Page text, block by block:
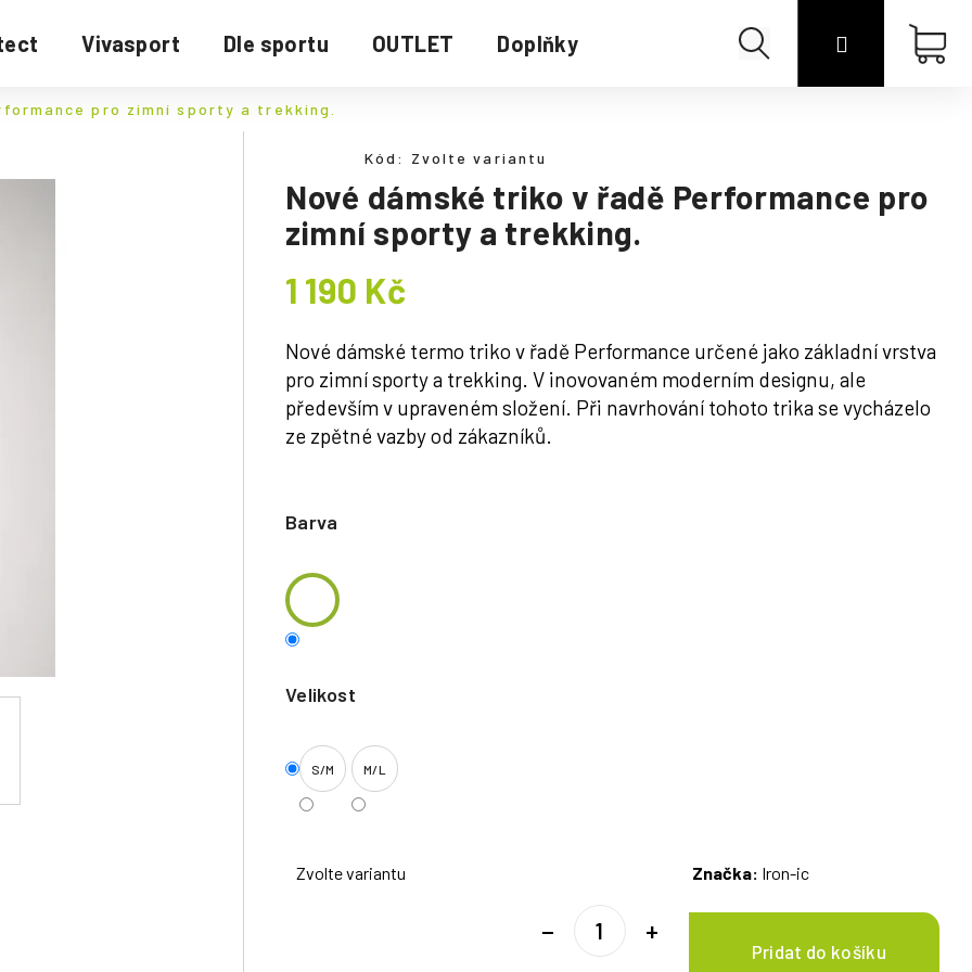
Vivasport Dle sportu OUTLET Doplňky Hledat Přihlášení
pro zimní sporty a trekking.
Nové dámské triko v řadě Performance pro
zimní sporty a trekking.
Nové dámské termo triko v řadě Performance určené jako základní vrstva
pro zimní sporty a trekking. V inovovaném moderním designu, ale
především v upraveném složení. Při navrhování tohoto trika se vycházelo
ze zpětné vazby od zákazníků.
Barva
Velikost
S/M M/L
Zvolte variantu Značka: Iron-ic
+
−
Kód: Zvolte variantu
1 190 Kč
cena: